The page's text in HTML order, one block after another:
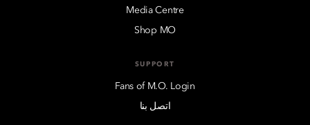
Media Centre
Shop MO
SUPPORT
Fans of M.O. Login
اتصل بنا